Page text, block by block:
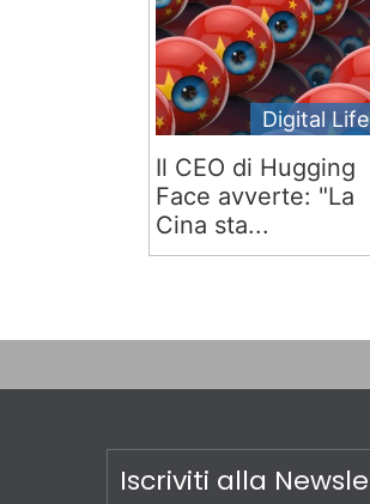
Digital Life
Il CEO di Hugging
Face avverte: "La
Cina sta...
Iscriviti alla